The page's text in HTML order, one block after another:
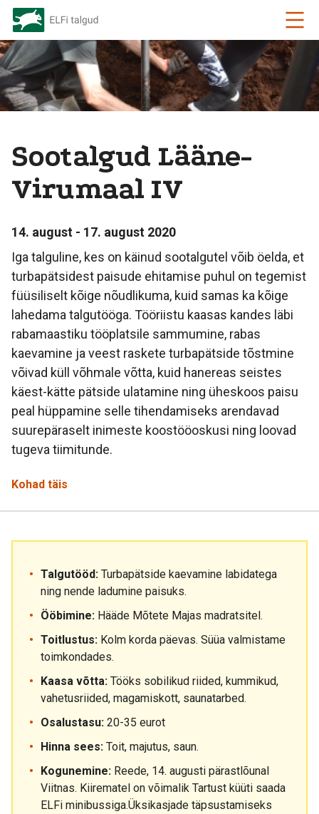
Sootalgud Lääne-
Virumaal IV
14. august - 17. august 2020
Iga talguline, kes on käinud sootalgutel võib öelda, et
turbapätsidest paisude ehitamise puhul on tegemist
füüsiliselt kõige nõudlikuma, kuid samas ka kõige
lahedama talgutööga. Tööriistu kaasas kandes läbi
rabamaastiku tööplatsile sammumine, rabas
kaevamine ja veest raskete turbapätside tõstmine
võivad küll võhmale võtta, kuid hanereas seistes
käest-kätte pätside ulatamine ning üheskoos paisu
peal hüppamine selle tihendamiseks arendavad
suurepäraselt inimeste koostööoskusi ning loovad
tugeva tiimitunde.
Kohad täis
Talgutööd: Turbapätside kaevamine labidatega
ning nende ladumine paisuks.
Ööbimine: Hääde Mõtete Majas madratsitel.
Toitlustus: Kolm korda päevas. Süüa valmistame
toimkondades.
Kaasa võtta: Tööks sobilikud riided, kummikud,
vahetusriided, magamiskott, saunatarbed.
Osalustasu: 20-35 eurot
Hinna sees: Toit, majutus, saun.
Kogunemine: Reede, 14. augusti pärastlõunal
Viitnas. Kiirematel on võimalik Tartust küüti saada
ELFi minibussiga.Üksikasjade täpsustamiseks